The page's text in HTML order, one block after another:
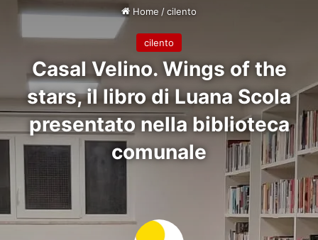
Home /cilento
cilento
Casal Velino. Wings of the
stars, il libro di Luana Scola
presentato nella biblioteca
comunale